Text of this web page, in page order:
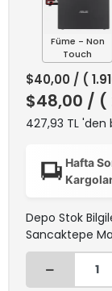
Füme - Non
Touch
$40,00 / (
$48,00 / (
427,93 TL
Hafta
Depo Stok
Sancaktepe